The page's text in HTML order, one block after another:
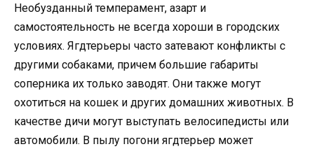
Необузданный темперамент, азарт и
самостоятельность не всегда хороши в городских
условиях. Ягдтерьеры часто затевают конфликты с
другими собаками, причем большие габариты
соперника их только заводят. Они также могут
охотиться на кошек и других домашних животных. В
качестве дичи могут выступать велосипедисты или
автомобили. В пылу погони ягдтерьер может